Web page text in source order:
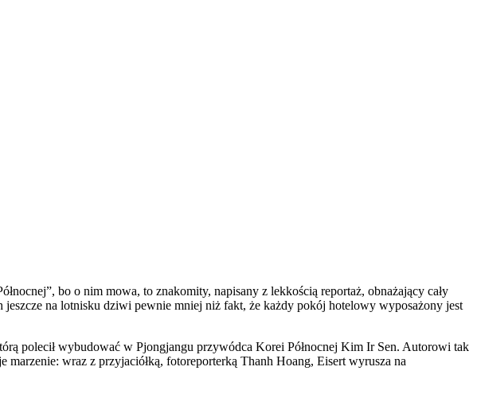
bo o nim mowa, to znakomity, napisany z lekkością reportaż, obnażający cały
na lotnisku dziwi pewnie mniej niż fakt, że każdy pokój hotelowy wyposażony jest
polecił wybudować w Pjongjangu przywódca Korei Północnej Kim Ir Sen. Autorowi tak
marzenie: wraz z przyjaciółką, fotoreporterką Thanh Hoang, Eisert wyrusza na